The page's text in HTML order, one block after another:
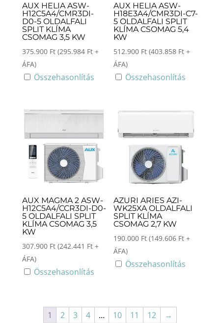
AUX HELIA ASW-
H12C5A4/CMR3DI-
D0-5 OLDALFALI
SPLIT KLÍMA
CSOMAG 3,5 KW
375.900 Ft (295.984 Ft+
ÁFA)
Összehasonlítás
AUX HELIA ASW-
H18E3A4/CMR3DI-C7-
5 OLDALFALI SPLIT
KLÍMA CSOMAG 5,4
KW
512.900 Ft (403.858 Ft +
ÁFA)
Összehasonlítás
AUX MAGMA 2 ASW-
H12C5A4/CCR3DI-D0-
5 OLDALFALI SPLIT
KLÍMA CSOMAG 3,5
KW
307.900 Ft (242.441 Ft+
ÁFA)
Összehasonlítás
AZURI ARIES AZI-
WK25XA OLDALFALI
SPLIT KLÍMA
CSOMAG 2,7 KW
190.000 Ft (149.606 Ft +
ÁFA)
Összehasonlítás
1 2 3 4 … 10 11 12 →